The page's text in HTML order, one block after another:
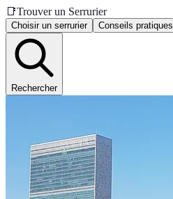
📑Trouver un Serrurier
Choisir un serrurier Conseils pratiques
Rechercher